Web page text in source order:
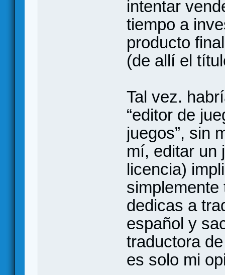
intentar
tiempo a
producto
(de allí el
Tal vez.
“editor de
juegos”, sin
mí, editar un
licencia)
dedicas a
español y
traductora
es solo mi